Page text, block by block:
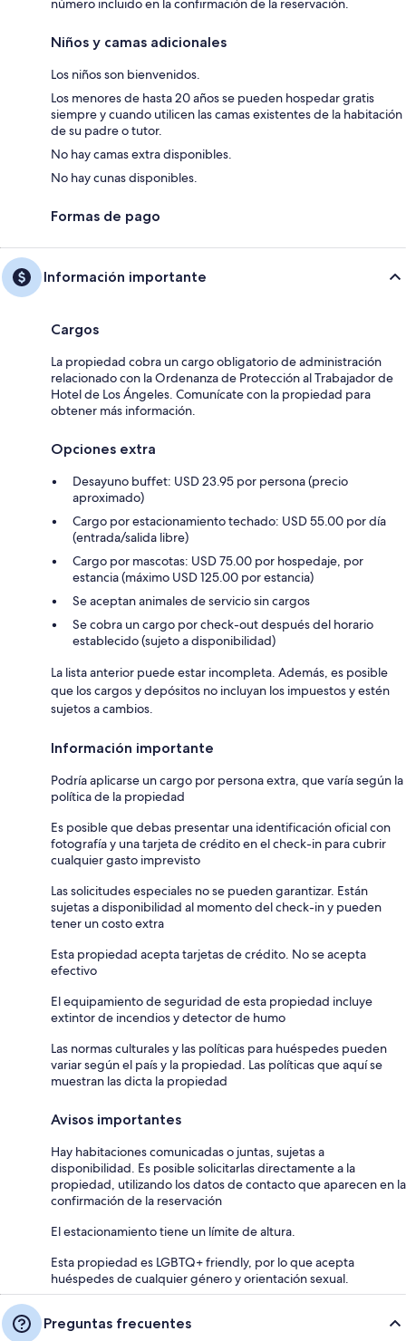
Niños y camas adicionales
Los niños son bienvenidos.
Los menores de hasta 20 años se pueden hospedar gratis
siempre y cuando utilicen las camas existentes de la habitación
de su padre o tutor.
No hay camas extra disponibles.
No hay cunas disponibles.
Formas de pago
Información importante
Cargos
La propiedad cobra un cargo obligatorio de administración
relacionado con la Ordenanza de Protección al Trabajador de
Hotel de Los Ángeles. Comunícate con la propiedad para
obtener más información.
Opciones extra
Desayuno buffet: USD 23.95 por persona (precio
aproximado)
Cargo por estacionamiento techado: USD 55.00 por día
(entrada/salida libre)
Cargo por mascotas: USD 75.00 por hospedaje, por
estancia (máximo USD 125.00 por estancia)
Se aceptan animales de servicio sin cargos
Se cobra un cargo por check-out después del horario
establecido (sujeto a disponibilidad)
La lista anterior puede estar incompleta. Además, es posible
que los cargos y depósitos no incluyan los impuestos y estén
sujetos a cambios.
Información importante
Podría aplicarse un cargo por persona extra, que varía según la
política de la propiedad
Es posible que debas presentar una identificación oficial con
fotografía y una tarjeta de crédito en el check-in para cubrir
cualquier gasto imprevisto
Las solicitudes especiales no se pueden garantizar. Están
sujetas a disponibilidad al momento del check-in y pueden
tener un costo extra
Esta propiedad acepta tarjetas de crédito. No se acepta
efectivo
El equipamiento de seguridad de esta propiedad incluye
extintor de incendios y detector de humo
Las normas culturales y las políticas para huéspedes pueden
variar según el país y la propiedad. Las políticas que aquí se
muestran las dicta la propiedad
Avisos importantes
Hay habitaciones comunicadas o juntas, sujetas a
disponibilidad. Es posible solicitarlas directamente a la
propiedad, utilizando los datos de contacto que aparecen en la
confirmación de la reservación
El estacionamiento tiene un límite de altura.
Esta propiedad es LGBTQ+ friendly, por lo que acepta
huéspedes de cualquier género y orientación sexual.
Preguntas frecuentes